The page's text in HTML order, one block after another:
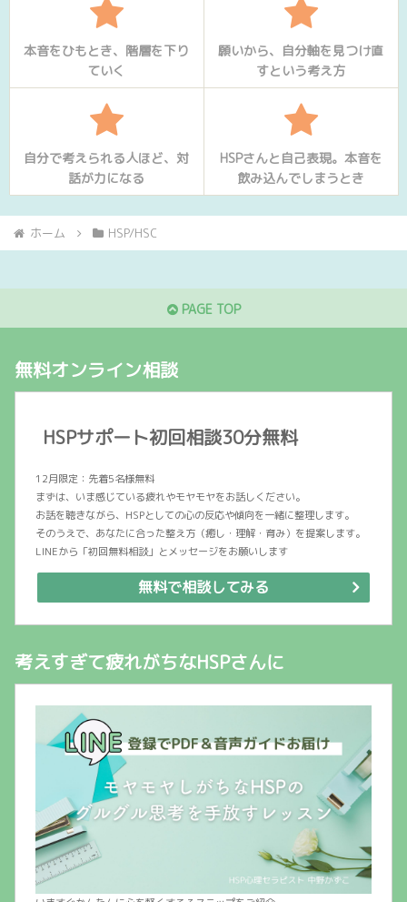
本音をひもとき、階層を下り
ていく
願いから、自分軸を見つけ直
すという考え方
自分で考えられる人ほど、対
話が力になる
HSPさんと自己表現。本音を
飲み込んでしまうとき
ホーム HSP/HSC
PAGE TOP
無料オンライン相談
HSPサポート初回相談30分無料
12月限定：先着5名様無料
まずは、いま感じている疲れやモヤモヤをお話しください。
お話を聴きながら、HSPとしての心の反応や傾向を一緒に整理します。
そのうえで、あなたに合った整え方（癒し・理解・育み）を提案します。
LINEから「初回無料相談」とメッセージをお願いします
無料で相談してみる
考えすぎて疲れがちなHSPさんに